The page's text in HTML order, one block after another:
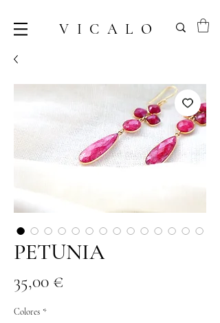
VICALO
PETUNIA
35,00 €
Colores *